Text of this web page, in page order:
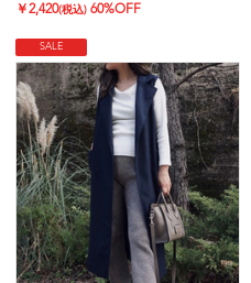
￥2,420(税込) 60%OFF
SALE